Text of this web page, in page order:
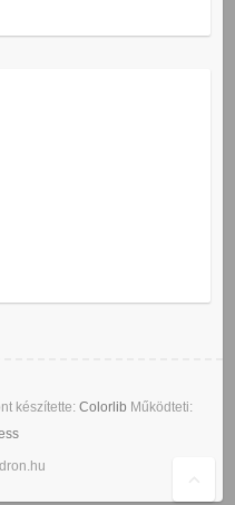
készítette: Colorlib Működteti: